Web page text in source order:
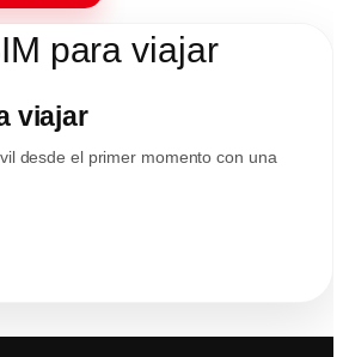
viajar
desde el primer momento con una